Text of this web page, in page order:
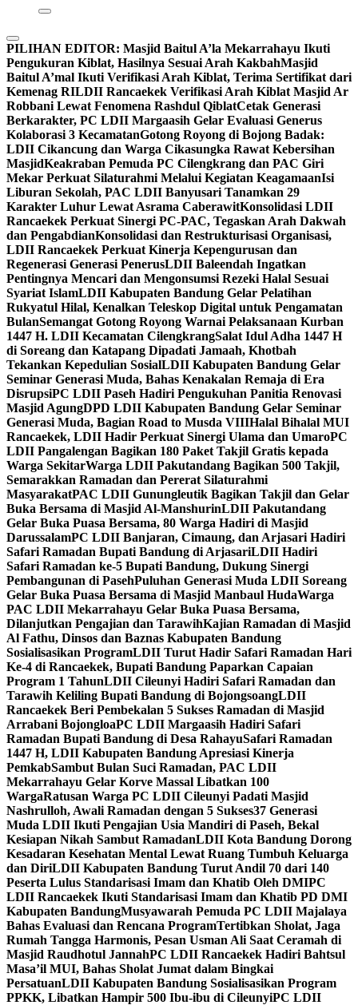
PILIHAN EDITOR: Masjid Baitul A’la Mekarrahayu Ikuti
Pengukuran Kiblat, Hasilnya Sesuai Arah KakbahMasjid
Baitul A’mal Ikuti Verifikasi Arah Kiblat, Terima Sertifikat dari
Kemenag RILDII Rancaekek Verifikasi Arah Kiblat Masjid Ar
Robbani Lewat Fenomena Rashdul QiblatCetak Generasi
Berkarakter, PC LDII Margaasih Gelar Evaluasi Generus
Kolaborasi 3 KecamatanGotong Royong di Bojong Badak:
LDII Cikancung dan Warga Cikasungka Rawat Kebersihan
MasjidKeakraban Pemuda PC Cilengkrang dan PAC Giri
Mekar Perkuat Silaturahmi Melalui Kegiatan KeagamaanIsi
Liburan Sekolah, PAC LDII Banyusari Tanamkan 29
Karakter Luhur Lewat Asrama CaberawitKonsolidasi LDII
Rancaekek Perkuat Sinergi PC-PAC, Tegaskan Arah Dakwah
dan PengabdianKonsolidasi dan Restrukturisasi Organisasi,
LDII Rancaekek Perkuat Kinerja Kepengurusan dan
Regenerasi Generasi PenerusLDII Baleendah Ingatkan
Pentingnya Mencari dan Mengonsumsi Rezeki Halal Sesuai
Syariat IslamLDII Kabupaten Bandung Gelar Pelatihan
Rukyatul Hilal, Kenalkan Teleskop Digital untuk Pengamatan
BulanSemangat Gotong Royong Warnai Pelaksanaan Kurban
1447 H. LDII Kecamatan CilengkrangSalat Idul Adha 1447 H
di Soreang dan Katapang Dipadati Jamaah, Khotbah
Tekankan Kepedulian SosialLDII Kabupaten Bandung Gelar
Seminar Generasi Muda, Bahas Kenakalan Remaja di Era
DisrupsiPC LDII Paseh Hadiri Pengukuhan Panitia Renovasi
Masjid AgungDPD LDII Kabupaten Bandung Gelar Seminar
Generasi Muda, Bagian Road to Musda VIIIHalal Bihalal MUI
Rancaekek, LDII Hadir Perkuat Sinergi Ulama dan UmaroPC
LDII Pangalengan Bagikan 180 Paket Takjil Gratis kepada
Warga SekitarWarga LDII Pakutandang Bagikan 500 Takjil,
Semarakkan Ramadan dan Pererat Silaturahmi
MasyarakatPAC LDII Gunungleutik Bagikan Takjil dan Gelar
Buka Bersama di Masjid Al-ManshurinLDII Pakutandang
Gelar Buka Puasa Bersama, 80 Warga Hadiri di Masjid
DarussalamPC LDII Banjaran, Cimaung, dan Arjasari Hadiri
Safari Ramadan Bupati Bandung di ArjasariLDII Hadiri
Safari Ramadan ke-5 Bupati Bandung, Dukung Sinergi
Pembangunan di PasehPuluhan Generasi Muda LDII Soreang
Gelar Buka Puasa Bersama di Masjid Manbaul HudaWarga
PAC LDII Mekarrahayu Gelar Buka Puasa Bersama,
Dilanjutkan Pengajian dan TarawihKajian Ramadan di Masjid
Al Fathu, Dinsos dan Baznas Kabupaten Bandung
Sosialisasikan ProgramLDII Turut Hadir Safari Ramadan Hari
Ke-4 di Rancaekek, Bupati Bandung Paparkan Capaian
Program 1 TahunLDII Cileunyi Hadiri Safari Ramadan dan
Tarawih Keliling Bupati Bandung di BojongsoangLDII
Rancaekek Beri Pembekalan 5 Sukses Ramadan di Masjid
Arrabani BojongloaPC LDII Margaasih Hadiri Safari
Ramadan Bupati Bandung di Desa RahayuSafari Ramadan
1447 H, LDII Kabupaten Bandung Apresiasi Kinerja
PemkabSambut Bulan Suci Ramadan, PAC LDII
Mekarrahayu Gelar Korve Massal Libatkan 100
WargaRatusan Warga PC LDII Cileunyi Padati Masjid
Nashrulloh, Awali Ramadan dengan 5 Sukses37 Generasi
Muda LDII Ikuti Pengajian Usia Mandiri di Paseh, Bekal
Kesiapan Nikah Sambut RamadanLDII Kota Bandung Dorong
Kesadaran Kesehatan Mental Lewat Ruang Tumbuh Keluarga
dan DiriLDII Kabupaten Bandung Turut Andil 70 dari 140
Peserta Lulus Standarisasi Imam dan Khatib Oleh DMIPC
LDII Rancaekek Ikuti Standarisasi Imam dan Khatib PD DMI
Kabupaten BandungMusyawarah Pemuda PC LDII Majalaya
Bahas Evaluasi dan Rencana ProgramTertibkan Sholat, Jaga
Rumah Tangga Harmonis, Pesan Usman Ali Saat Ceramah di
Masjid Raudhotul JannahPC LDII Rancaekek Hadiri Bahtsul
Masa’il MUI, Bahas Sholat Jumat dalam Bingkai
PersatuanLDII Kabupaten Bandung Sosialisasikan Program
PPKK, Libatkan Hampir 500 Ibu-ibu di CileunyiPC LDII